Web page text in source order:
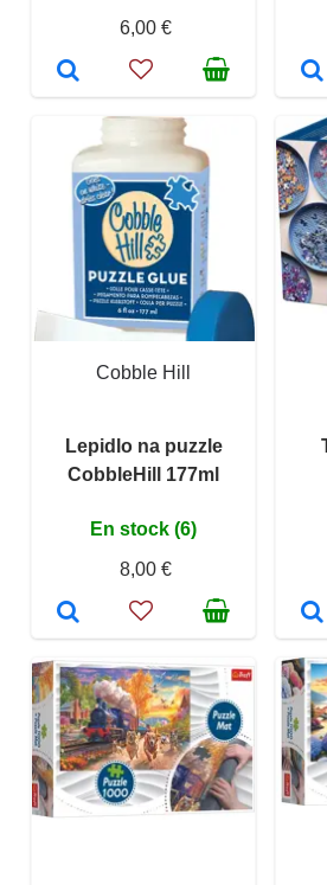
6,00 €
Cobble Hill
Lepidlo na puzzle
CobbleHill 177ml
En stock (6)
8,00 €